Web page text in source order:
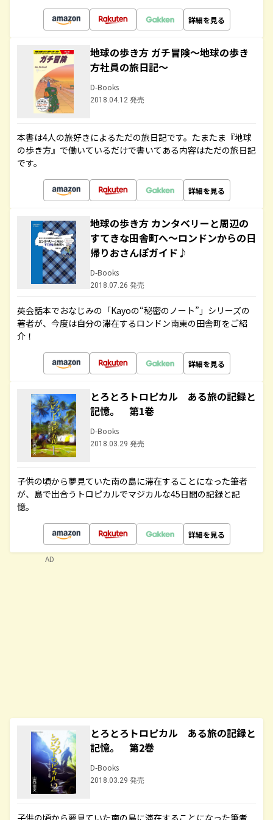
詳細を見る
地球の歩き方 ガチ冒険～地球の歩き
方社員の旅日記～
D-Books
2018.04.12 発売
本書は4人の旅好きによるただの旅日記です。たまたま『地球
の歩き方』で働いているだけで書いてある内容はただの旅日記
です。
詳細を見る
地球の歩き方 カンタベリーと周辺の
すてきな田舎町へ～ロンドンからの日
帰りおさんぽガイド♪
D-Books
2018.07.26 発売
英会話本でおなじみの「Kayoの“秘密のノート”」シリーズの
著者が、今度は自分の滞在するロンドン南東の田舎町をご紹
介！
詳細を見る
とろとろトロピカル ある旅の記録と
記憶。 第1巻
D-Books
2018.03.29 発売
子供の頃から夢見ていた南の島に滞在することになった筆者
が、島で出合うトロピカルでマジカルな45日間の記録と記
憶。
詳細を見る
とろとろトロピカル ある旅の記録と
記憶。 第2巻
D-Books
2018.03.29 発売
子供の頃から夢見ていた南の島に滞在することになった筆者
AD